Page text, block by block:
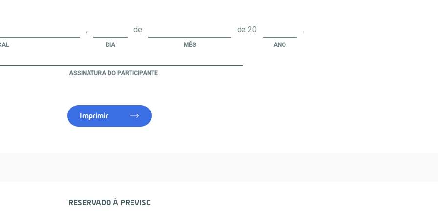
,
DIA
de
MÊS
de 20
ANO
ASSINATURA DO PARTICIPANTE
Imprimir
RESERVADO À PREVISC